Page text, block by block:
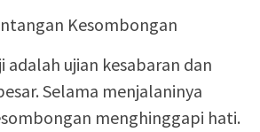
Kesombongan
adalah ujian kesabaran dan
Selama menjalaninya
menghinggapi hati.